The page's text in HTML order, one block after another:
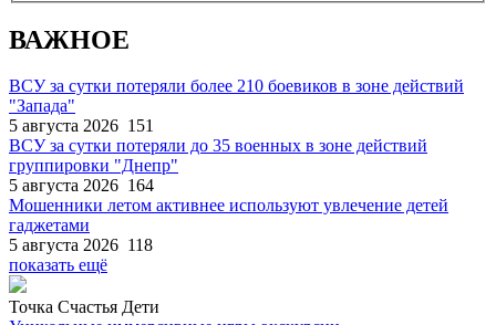
ВАЖНОЕ
ВСУ за сутки потеряли более 210 боевиков в зоне действий
"Запада"
5 августа 2026 151
ВСУ за сутки потеряли до 35 военных в зоне действий
группировки "Днепр"
5 августа 2026 164
Мошенники летом активнее используют увлечение детей
гаджетами
5 августа 2026 118
показать ещё
Точка Счастья Дети